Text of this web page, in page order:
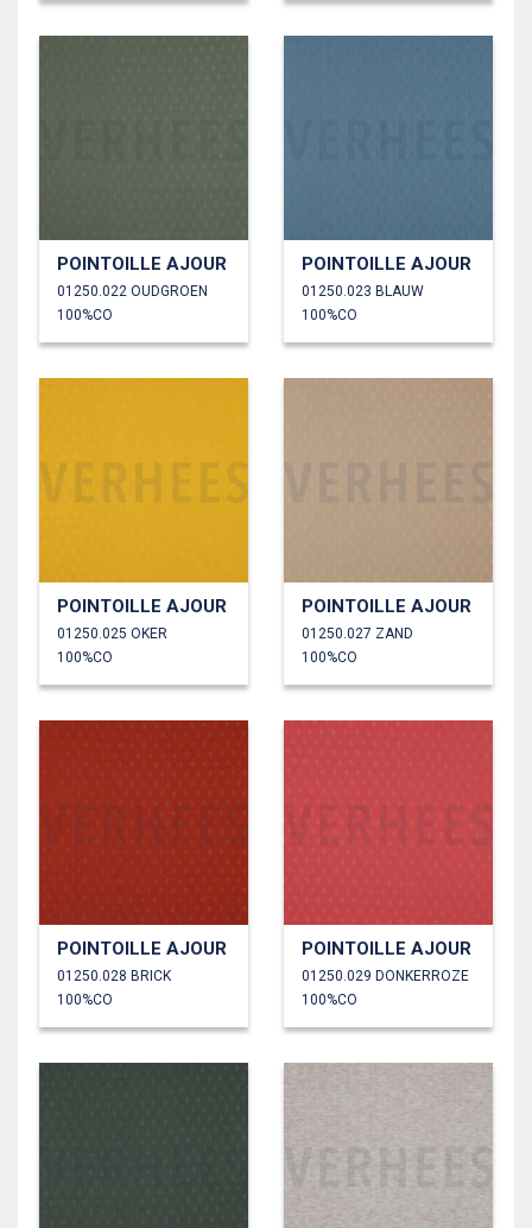
POINTOILLE AJOUR
01250.022 OUDGROEN
100%CO
POINTOILLE AJOUR
01250.023 BLAUW
100%CO
POINTOILLE AJOUR
01250.025 OKER
100%CO
POINTOILLE AJOUR
01250.027 ZAND
100%CO
POINTOILLE AJOUR
01250.028 BRICK
100%CO
POINTOILLE AJOUR
01250.029 DONKERROZE
100%CO